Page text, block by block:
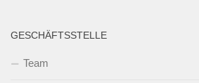
GESCHÄFTSSTELLE
Team